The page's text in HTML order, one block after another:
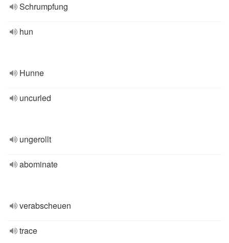
Schrumpfung
hun
Hunne
uncurled
ungerollt
abominate
verabscheuen
trace